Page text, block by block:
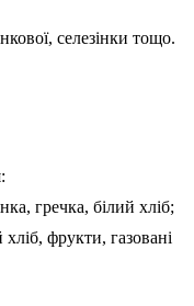
селезінки тощо.
гречка, білий хліб;
фрукти, газовані